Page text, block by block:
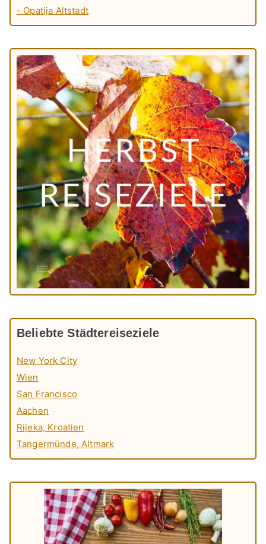
- Opatija Altstadt
Beliebte Städtereiseziele
New York City
Wien
San Francisco
Aachen
Rijeka, Kroatien
Tangermünde, Altmark